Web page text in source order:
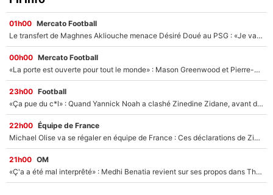
01h00 Mercato Football
Le transfert de Maghnes Akliouche menace Désiré Doué au PSG : «Je valide à 200%»
00h00 Mercato Football
«La porte est ouverte pour tout le monde» : Mason Greenwood et Pierre-Emerick Aubameyang ont quitté l'OM, Amine Gouiri balance sur la suite du mercato et sur la réaction du vestiaire !
23h00 Football
«Ça pue du c*l» : Quand Yannick Noah a clashé Zinedine Zidane, avant de se faire recadrer par le nouveau sélectionneur de l'équipe de France !
22h00 Équipe de France
Michael Olise va se régaler en équipe de France : Ces déclarations de Zinedine Zidane qui prouvent qu'il va tout miser sur la star du Bayern Munich !
21h00 OM
«Ç'a a été mal interprêté» : Medhi Benatia revient sur ses propos dans The Bridge et précise ses conditions pour rejoindre le PSG !